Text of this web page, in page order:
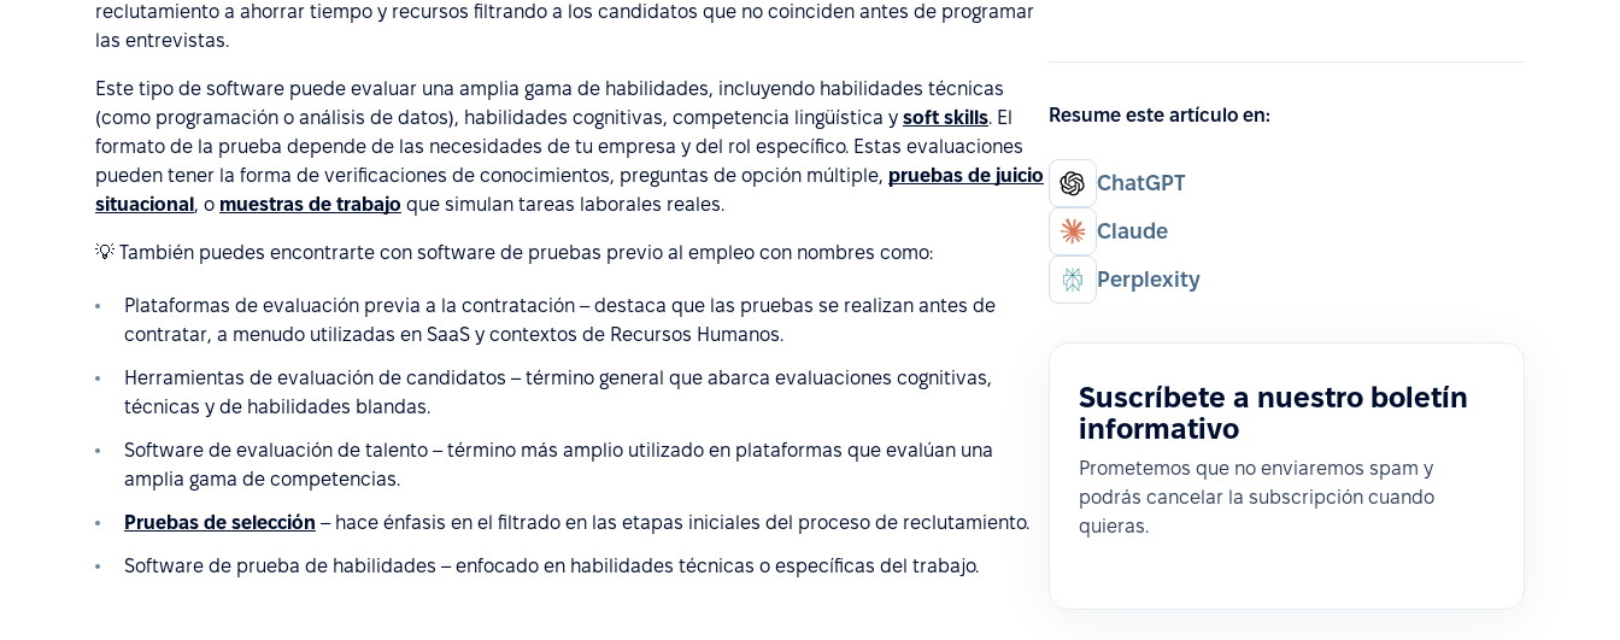
reclutamiento a ahorrar tiempo y recursos filtrando a los candidatos que no coinciden antes de programar
las entrevistas.
Este tipo de software puede evaluar una amplia gama de habilidades, incluyendo habilidades técnicas
(como programación o análisis de datos), habilidades cognitivas, competencia lingüística y soft skills. El
formato de la prueba depende de las necesidades de tu empresa y del rol específico. Estas evaluaciones
pueden tener la forma de verificaciones de conocimientos, preguntas de opción múltiple, pruebas de juicio
situacional, o muestras de trabajo que simulan tareas laborales reales.
💡 También puedes encontrarte con software de pruebas previo al empleo con nombres como:
Plataformas de evaluación previa a la contratación – destaca que las pruebas se realizan antes de
contratar, a menudo utilizadas en SaaS y contextos de Recursos Humanos.
Herramientas de evaluación de candidatos – término general que abarca evaluaciones cognitivas,
técnicas y de habilidades blandas.
Software de evaluación de talento – término más amplio utilizado en plataformas que evalúan una
amplia gama de competencias.
Pruebas de selección – hace énfasis en el filtrado en las etapas iniciales del proceso de reclutamiento.
Software de prueba de habilidades – enfocado en habilidades técnicas o específicas del trabajo.
Resume este artículo en:
ChatGPT
Claude
Perplexity
Suscríbete a nuestro boletín
informativo
Prometemos que no enviaremos spam y
podrás cancelar la subscripción cuando
quieras.